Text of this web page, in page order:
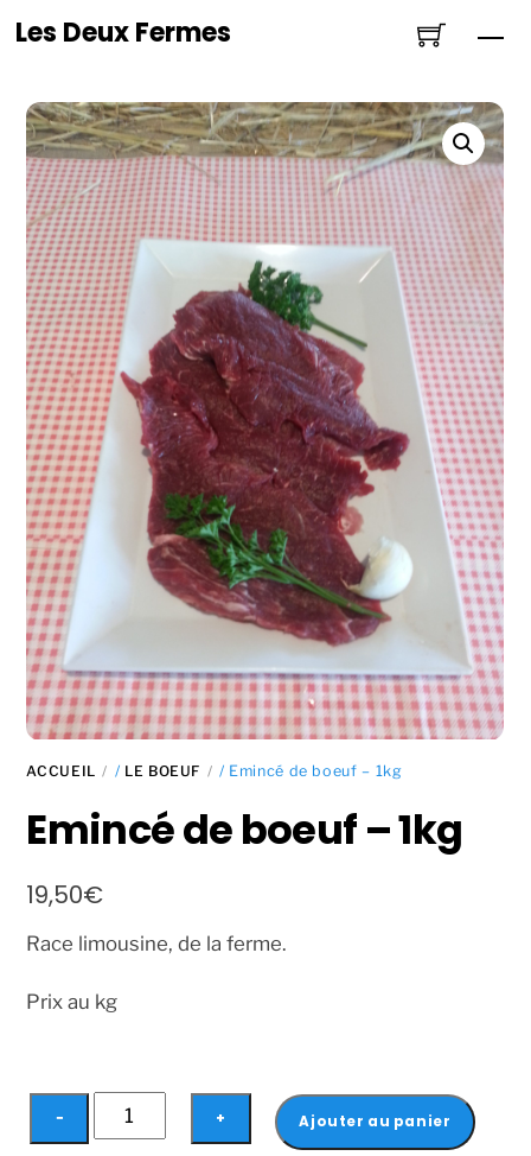
Les Deux Fermes
ACCUEIL / LE BOEUF / Emincé de boeuf – 1kg
Emincé de boeuf – 1kg
19,50€
Race limousine, de la ferme.
Prix au kg
−
quantité
de
+ Ajouter au panier